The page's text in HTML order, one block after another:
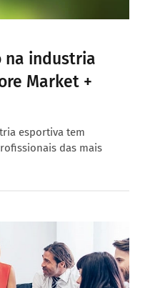
na industria
Market +
esportiva tem
das mais